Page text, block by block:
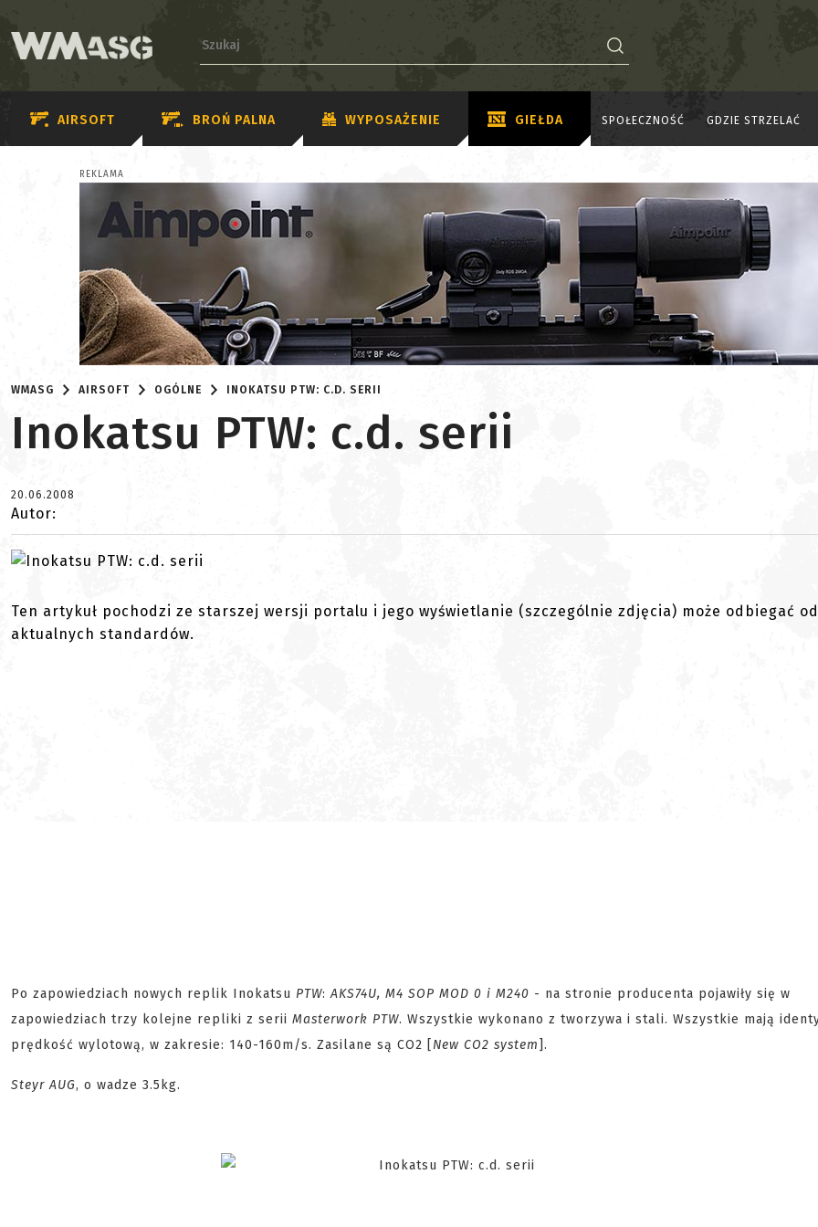
AIRSOFT BROŃ PALNA WYPOSAŻENIE GIEŁDA SPOŁECZNOŚĆ GDZIE STRZELAĆ
REKLAMA
WMASG AIRSOFT OGÓLNE INOKATSU PTW: C.D. SERII
Inokatsu PTW: c.d. serii
20.06.2008
Autor:
Ten artykuł pochodzi ze starszej wersji portalu i jego wyświetlanie (szczególnie zdjęcia) może odbiegać od
aktualnych standardów.
Po zapowiedziach nowych replik Inokatsu PTW:AKS74U, M4 SOP MOD 0 i M240 - na stronie producenta pojawiły się w
zapowiedziach trzy kolejne repliki z serii Masterwork PTW. Wszystkie wykonano z tworzywa i stali. Wszystkie mają
prędkość wylotową, w zakresie: 140-160m/s. Zasilane są CO2 [ New CO2 system].
Steyr AUG, o wadze 3.5kg.